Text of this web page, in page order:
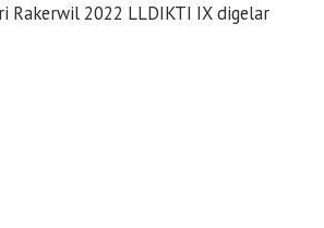
Rakerwil 2022 LLDIKTI IX digelar